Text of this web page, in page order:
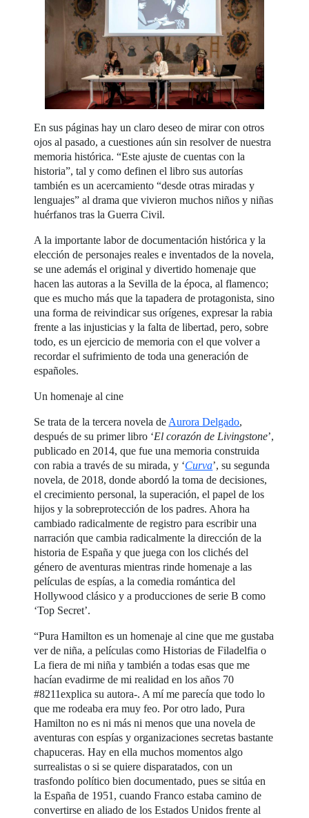
En sus páginas hay un claro deseo de mirar con otros
ojos al pasado, a cuestiones aún sin resolver de nuestra
memoria histórica. “Este ajuste de cuentas con la
historia”, tal y como definen el libro sus autorías
también es un acercamiento “desde otras miradas y
lenguajes” al drama que vivieron muchos niños y niñas
huérfanos tras la Guerra Civil.
A la importante labor de documentación histórica y la
elección de personajes reales e inventados de la novela,
se une además el original y divertido homenaje que
hacen las autoras a la Sevilla de la época, al flamenco;
que es mucho más que la tapadera de protagonista, sino
una forma de reivindicar sus orígenes, expresar la rabia
frente a las injusticias y la falta de libertad, pero, sobre
todo, es un ejercicio de memoria con el que volver a
recordar el sufrimiento de toda una generación de
españoles.
Un homenaje al cine
Se trata de la tercera novela deAurora Delgado,
después de su primer libro ‘El corazón de Livingstone’,
publicado en 2014, que fue una memoria construida
con rabia a través de su mirada, y ‘Curva’, su segunda
novela, de 2018, donde abordó la toma de decisiones,
el crecimiento personal, la superación, el papel de los
hijos y la sobreprotección de los padres. Ahora ha
cambiado radicalmente de registro para escribir una
narración que cambia radicalmente la dirección de la
historia de España y que juega con los clichés del
género de aventuras mientras rinde homenaje a las
películas de espías, a la comedia romántica del
Hollywood clásico y a producciones de serie B como
‘Top Secret’.
“Pura Hamilton es un homenaje al cine que me gustaba
ver de niña, a películas como Historias de Filadelfia o
La fiera de mi niña y también a todas esas que me
hacían evadirme de mi realidad en los años 70
#8211explica su autora-. A mí me parecía que todo lo
que me rodeaba era muy feo. Por otro lado, Pura
Hamilton no es ni más ni menos que una novela de
aventuras con espías y organizaciones secretas bastante
chapuceras. Hay en ella muchos momentos algo
surrealistas o si se quiere disparatados, con un
trasfondo político bien documentado, pues se sitúa en
la España de 1951, cuando Franco estaba camino de
convertirse en aliado de los Estados Unidos frente al